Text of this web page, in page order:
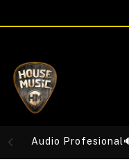
Audio